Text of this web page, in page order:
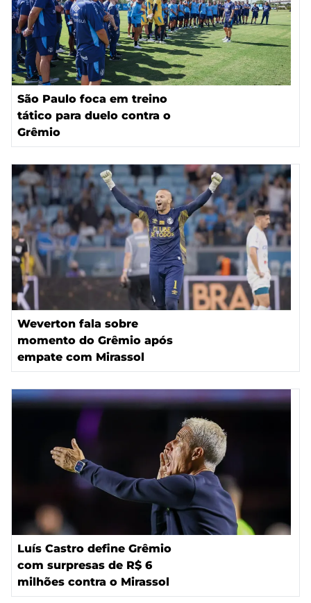
São Paulo foca em treino
tático para duelo contra o
Grêmio
Weverton fala sobre
momento do Grêmio após
empate com Mirassol
Luís Castro define Grêmio
com surpresas de R$ 6
milhões contra o Mirassol